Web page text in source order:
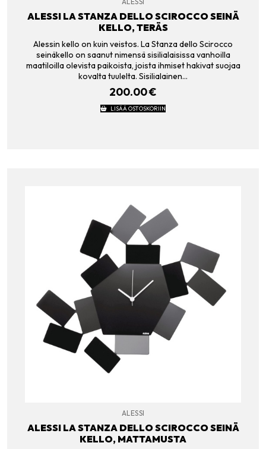
ALESSI LA STANZA DELLO SCIROCCO SEINÄ
KELLO, TERÄS
Alessin kello on kuin veistos. La Stanza dello Scirocco
seinäkello on saanut nimensä sisilialaisissa vanhoilla
maatiloilla olevista paikoista, joista ihmiset hakivat suojaa
kovalta tuulelta. Sisilialainen…
200.00€
LISÄÄ OSTOSKORIIN
ALESSI
ALESSI LA STANZA DELLO SCIROCCO SEINÄ
KELLO, MATTAMUSTA